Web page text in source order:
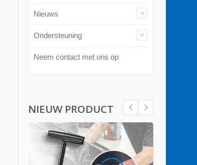
Nieuws
Ondersteuning
Neem contact met ons op
NIEUW PRODUCT